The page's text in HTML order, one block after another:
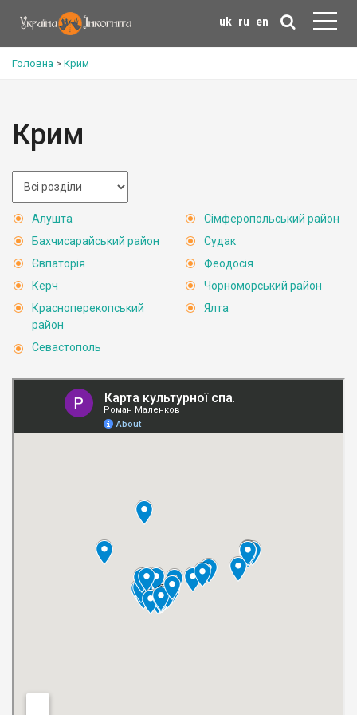
uk ru en
Головна > Крим
Крим
Алушта
Бахчисарайський район
Євпаторія
Керч
Красноперекопський
район
Севастополь
Сімферопольський район
Судак
Феодосія
Чорноморський район
Ялта